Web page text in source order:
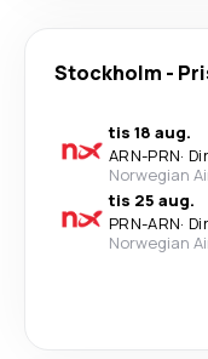
Stockholm -
tis 18 aug.
ARN-PRN·
Norwegian
tis 25 aug.
PRN-ARN·
Norwegian